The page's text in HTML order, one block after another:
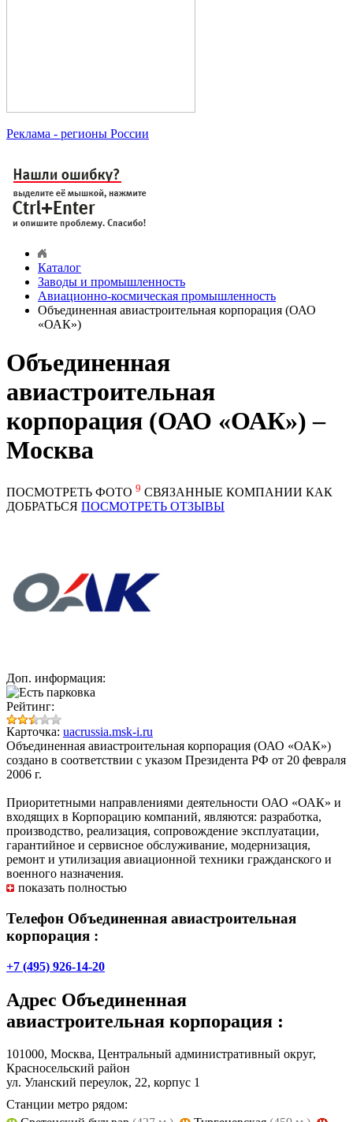
Реклама - регионы России
Каталог
Заводы и промышленность
Авиационно-космическая промышленность
Объединенная авиастроительная корпорация (ОАО
«ОАК»)
Объединенная
авиастроительная
корпорация (ОАО «ОАК») –
Москва
ПОСМОТРЕТЬ ФОТО 9 СВЯЗАННЫЕ КОМПАНИИ КАК
ДОБРАТЬСЯ ПОСМОТРЕТЬ ОТЗЫВЫ
Доп. информация:
Рейтинг:
Карточка: uacrussia.msk-i.ru
Объединенная авиастроительная корпорация (ОАО «ОАК»)
создано в соответствии с указом Президента РФ от 20 февраля
2006 г.
Приоритетными направлениями деятельности ОАО «ОАК» и
входящих в Корпорацию компаний, являются: разработка,
производство, реализация, сопровождение эксплуатации,
гарантийное и сервисное обслуживание, модернизация,
ремонт и утилизация авиационной техники гражданского и
военного назначения.
показать полностью
Телефон Объединенная авиастроительная
корпорация :
+7 (495) 926-14-20
Адрес Объединенная
авиастроительная корпорация :
101000, Москва, Центральный административный округ,
Красносельский район
ул. Уланский переулок, 22, корпус 1
Станции метро рядом: